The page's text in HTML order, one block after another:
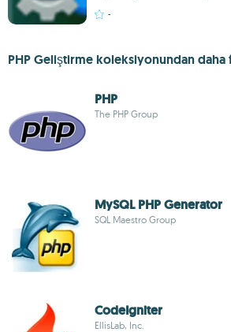
-
PHP Geliştirme koleksiyonundan daha
PHP
The PHP Group
MySQL PHP Generator
SQL Maestro Group
CodeIgniter
EllisLab, Inc.